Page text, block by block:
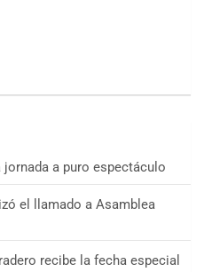
jornada a puro espectáculo
el llamado a Asamblea
recibe la fecha especial